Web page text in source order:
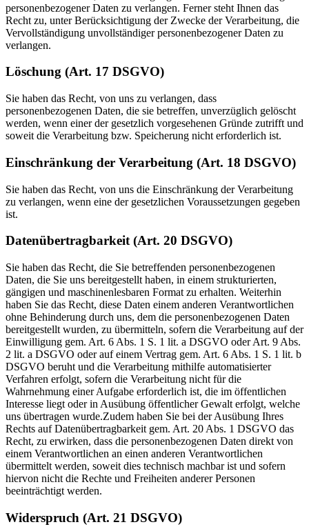
personenbezogener Daten zu verlangen. Ferner steht Ihnen das
Recht zu, unter Berücksichtigung der Zwecke der Verarbeitung, die
Vervollständigung unvollständiger personenbezogener Daten zu
verlangen.
Löschung (Art. 17 DSGVO)
Sie haben das Recht, von uns zu verlangen, dass
personenbezogenen Daten, die sie betreffen, unverzüglich gelöscht
werden, wenn einer der gesetzlich vorgesehenen Gründe zutrifft und
soweit die Verarbeitung bzw. Speicherung nicht erforderlich ist.
Einschränkung der Verarbeitung (Art. 18 DSGVO)
Sie haben das Recht, von uns die Einschränkung der Verarbeitung
zu verlangen, wenn eine der gesetzlichen Voraussetzungen gegeben
ist.
Datenübertragbarkeit (Art. 20 DSGVO)
Sie haben das Recht, die Sie betreffenden personenbezogenen
Daten, die Sie uns bereitgestellt haben, in einem strukturierten,
gängigen und maschinenlesbaren Format zu erhalten. Weiterhin
haben Sie das Recht, diese Daten einem anderen Verantwortlichen
ohne Behinderung durch uns, dem die personenbezogenen Daten
bereitgestellt wurden, zu übermitteln, sofern die Verarbeitung auf der
Einwilligung gem. Art. 6 Abs. 1 S. 1 lit. a DSGVO oder Art. 9 Abs.
2 lit. a DSGVO oder auf einem Vertrag gem. Art. 6 Abs. 1 S. 1 lit. b
DSGVO beruht und die Verarbeitung mithilfe automatisierter
Verfahren erfolgt, sofern die Verarbeitung nicht für die
Wahrnehmung einer Aufgabe erforderlich ist, die im öffentlichen
Interesse liegt oder in Ausübung öffentlicher Gewalt erfolgt, welche
uns übertragen wurde.Zudem haben Sie bei der Ausübung Ihres
Rechts auf Datenübertragbarkeit gem. Art. 20 Abs. 1 DSGVO das
Recht, zu erwirken, dass die personenbezogenen Daten direkt von
einem Verantwortlichen an einen anderen Verantwortlichen
übermittelt werden, soweit dies technisch machbar ist und sofern
hiervon nicht die Rechte und Freiheiten anderer Personen
beeinträchtigt werden.
Widerspruch (Art. 21 DSGVO)